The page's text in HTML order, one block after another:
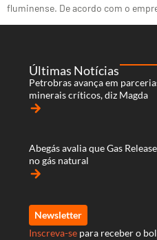
fluminense. De acordo com o
Últimas Notícias
Petrobras avança em
minerais críticos, diz Magda
arrow_forward
Abegás avalia que Gas
no gás natural
arrow_forward
Newsletter
Inscreva-se para receber o